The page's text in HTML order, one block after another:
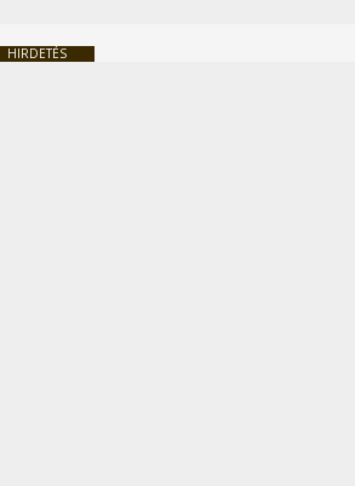
HIRDETÉS